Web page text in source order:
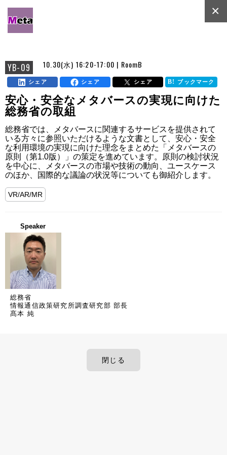
YB-09 10.30(水) 16:20-17:00 | RoomB
×
シェア シェア シェア ブックマーク
安心・安全なメタバースの実現に向けた
総務省の取組
総務省では、メタバースに関連するサービスを提供されて
いる方々に参照いただけるような文書として、安心・安全
な利用環境の実現に向けた理念をまとめた「メタバースの
原則（第1.0版）」の策定を進めています。原則の検討状況
を中心に、メタバースの市場や技術の動向、ユースケース
のほか、国際的な議論の状況等についても御紹介します。
VR/AR/MR
Speaker
総務省
情報通信政策研究所調査研究部 部長
髙本 純
閉じる